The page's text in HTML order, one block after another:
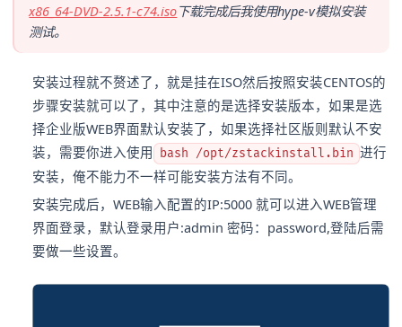
x86_64-DVD-2.5.1-c74.iso下载完成后我使用hype-v模拟安装
测试。
安装过程就不赘述了，就是挂在ISO然后按照安装CENTOS的
步骤安装就可以了，其中注意的是选择安装版本，如果是选
择企业版WEB界面默认安装了，如果选择社区版则默认不安
装，需要你进入使用
bash /opt/zstackinstall.bin 进行
安装，俺不能力不一样可能安装方法有不同。
安装完成后，WEB输入配置的IP:5000 就可以进入WEB管理
界面登录，默认登录用户:admin 密码：password,登陆后需
要做一些设置。